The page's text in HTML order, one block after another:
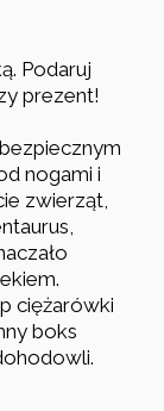
Podaruj
prezent!
nogami i
zwierząt,
ciężarówki
boks